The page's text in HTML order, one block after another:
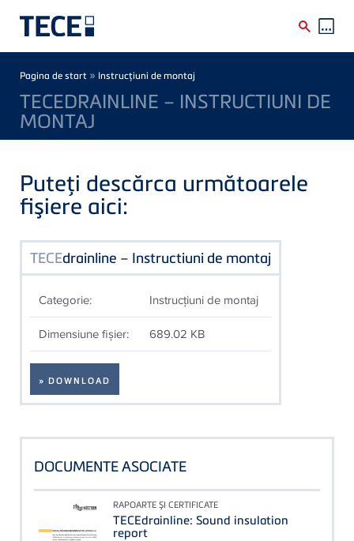
Breadcrumb
Pagina de start » Instrucţiuni de montaj
TECEDRAINLINE – INSTRUCTIUNI DE
MONTAJ
Puteţi descărca următoarele
fişiere aici:
TECEdrainline – Instructiuni de montaj
Categorie: Instrucţiuni de montaj
Dimensiune fişier: 689.02 KB
» DOWNLOAD
DOCUMENTE ASOCIATE
RAPOARTE ŞI CERTIFICATE
TECEdrainline: Sound insulation
report